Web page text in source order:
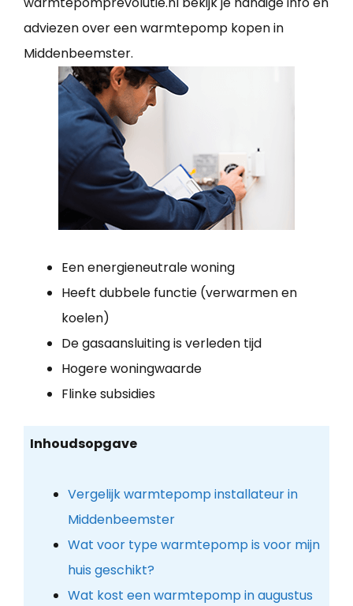
adviezen over een warmtepomp kopen in
Middenbeemster.
Een energieneutrale woning
Heeft dubbele functie (verwarmen en
koelen)
De gasaansluiting is verleden tijd
Hogere woningwaarde
Flinke subsidies
Inhoudsopgave
Vergelijk warmtepomp installateur in
Middenbeemster
Wat voor type warmtepomp is voor mijn
huis geschikt?
Wat kost een warmtepomp in augustus